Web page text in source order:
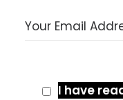
I have